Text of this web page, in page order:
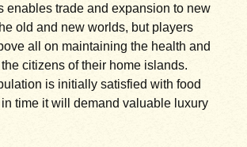
enables trade and expansion to new
old and new worlds, but players
all on maintaining the health and
citizens of their home islands.
is initially satisfied with food
time it will demand valuable luxury